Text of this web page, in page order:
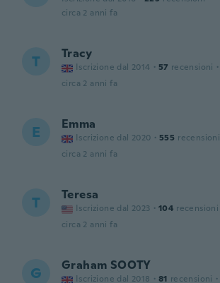
circa 2 anni fa
T Tracy
Iscrizione dal 2014 · 57 recensioni ·
circa 2 anni fa
E Emma
Iscrizione dal 2020 · 555 recensioni
circa 2 anni fa
T Teresa
Iscrizione dal 2023 · 104 recensioni
circa 2 anni fa
G Graham SOOTY
Iscrizione dal 2018 · 81 recensioni ·